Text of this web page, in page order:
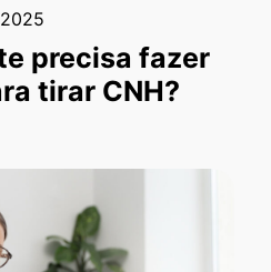
precisa fazer
tirar CNH?